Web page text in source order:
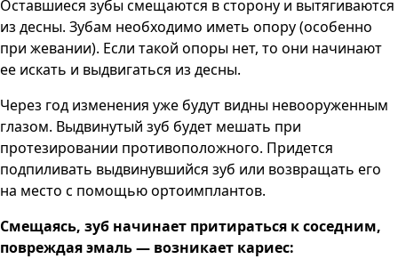
Оставшиеся зубы смещаются в сторону и вытягиваются
из десны. Зубам необходимо иметь опору (особенно
при жевании). Если такой опоры нет, то они начинают
ее искать и выдвигаться из десны.
Через год изменения уже будут видны невооруженным
глазом. Выдвинутый зуб будет мешать при
протезировании противоположного. Придется
подпиливать выдвинувшийся зуб или возвращать его
на место с помощью ортоимплантов.
Смещаясь, зуб начинает притираться к соседним,
повреждая эмаль — возникает кариес: